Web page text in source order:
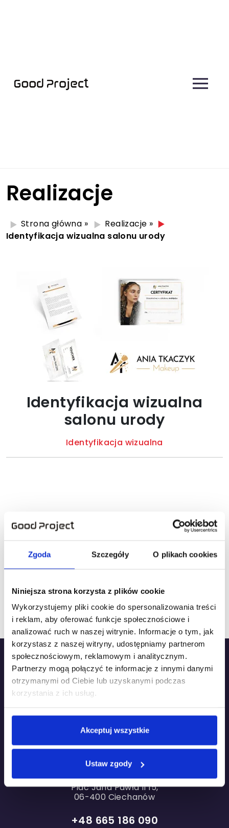
Zgoda Szczegóły O plikach cookies
Niniejsza strona korzysta z plików cookie
Wykorzystujemy pliki cookie do spersonalizowania treści
i reklam, aby oferować funkcje społecznościowe i
analizować ruch w naszej witrynie. Informacje o tym, jak
korzystasz z naszej witryny, udostępniamy partnerom
społecznościowym, reklamowym i analitycznym.
Partnerzy mogą połączyć te informacje z innymi danymi
otrzymanymi od Ciebie lub uzyskanymi podczas
korzystania z ich usług.
Akceptuj wszystkie
Ustaw zgody
Realizacje
Strona główna » Realizacje »
Identyfikacja wizualna salonu urody
Identyfikacja wizualna
salonu urody
Identyfikacja wizualna
Jak przydatna była ta strona?
Kliknij gwiazdkę, aby ocenić!
Jak dotąd brak ocen! Bądź pierwszą osobą, która
oceni tę stronę.
ul. Grzybowska 87
Oddział w Ciechanowie
Plac Jana Pawła II 15,
06-400 Ciechanów
+48 665 186 090